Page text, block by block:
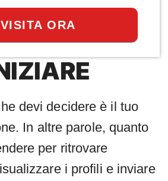
VISITA ORA
devi decidere è il tuo
In altre parole, quanto
per ritrovare
i profili e inviare